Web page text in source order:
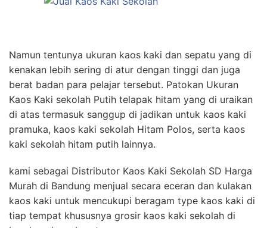
Namun tentunya ukuran kaos kaki dan sepatu yang di
kenakan lebih sering di atur dengan tinggi dan juga
berat badan para pelajar tersebut. Patokan Ukuran
Kaos Kaki sekolah Putih telapak hitam yang di uraikan
di atas termasuk sanggup di jadikan untuk kaos kaki
pramuka, kaos kaki sekolah Hitam Polos, serta kaos
kaki sekolah hitam putih lainnya.
kami sebagai Distributor Kaos Kaki Sekolah SD Harga
Murah di Bandung menjual secara eceran dan kulakan
kaos kaki untuk mencukupi beragam type kaos kaki di
tiap tempat khususnya grosir kaos kaki sekolah di